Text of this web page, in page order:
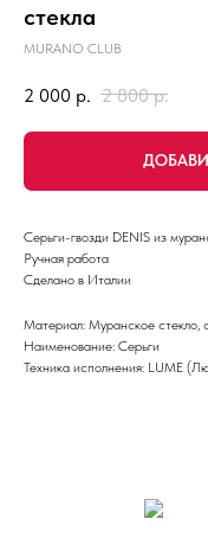
стекла
MURANO CLUB
2 000 р. 2 800 р.
Серьги-гвозди DENIS из
Ручная работа
Сделано в Италии
Материал: Муранское стекло,
Наименование: Серьги
Техника исполнения: LUME